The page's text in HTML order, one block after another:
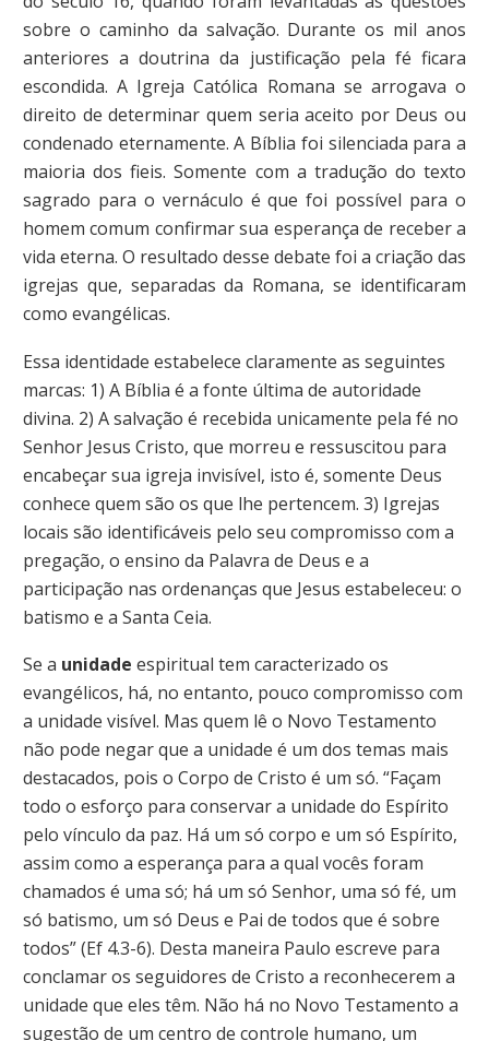
sobre o caminho da salvação. Durante os mil anos
anteriores a doutrina da justificação pela fé ficara
escondida. A Igreja Católica Romana se arrogava o
direito de determinar quem seria aceito por Deus ou
condenado eternamente. A Bíblia foi silenciada para a
maioria dos fieis. Somente com a tradução do texto
sagrado para o vernáculo é que foi possível para o
homem comum confirmar sua esperança de receber a
vida eterna. O resultado desse debate foi a criação das
igrejas que, separadas da Romana, se identificaram
como evangélicas.
Essa identidade estabelece claramente as seguintes
marcas: 1) A Bíblia é a fonte última de autoridade
divina. 2) A salvação é recebida unicamente pela fé no
Senhor Jesus Cristo, que morreu e ressuscitou para
encabeçar sua igreja invisível, isto é, somente Deus
conhece quem são os que lhe pertencem. 3) Igrejas
locais são identificáveis pelo seu compromisso com a
pregação, o ensino da Palavra de Deus e a
participação nas ordenanças que Jesus estabeleceu: o
batismo e a Santa Ceia.
Se a unidade espiritual tem caracterizado os
evangélicos, há, no entanto, pouco compromisso com
a unidade visível. Mas quem lê o Novo Testamento
não pode negar que a unidade é um dos temas mais
destacados, pois o Corpo de Cristo é um só. “Façam
todo o esforço para conservar a unidade do Espírito
pelo vínculo da paz. Há um só corpo e um só Espírito,
assim como a esperança para a qual vocês foram
chamados é uma só; há um só Senhor, uma só fé, um
só batismo, um só Deus e Pai de todos que é sobre
todos” (Ef 4.3-6). Desta maneira Paulo escreve para
conclamar os seguidores de Cristo a reconhecerem a
unidade que eles têm. Não há no Novo Testamento a
sugestão de um centro de controle humano, um